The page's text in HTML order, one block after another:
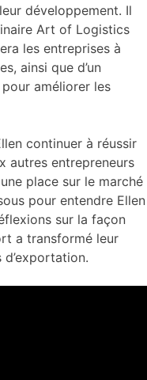
développement. Il
Art of Logistics
les entreprises à
ainsi que d’un
améliorer les
continuer à réussir
autres entrepreneurs
place sur le marché
pour entendre Ellen
sur la façon
a transformé leur